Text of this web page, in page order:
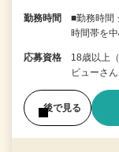
勤務時間
■勤務時間
時間帯を
応募資格
18歳以上
ビューさ
後で見る